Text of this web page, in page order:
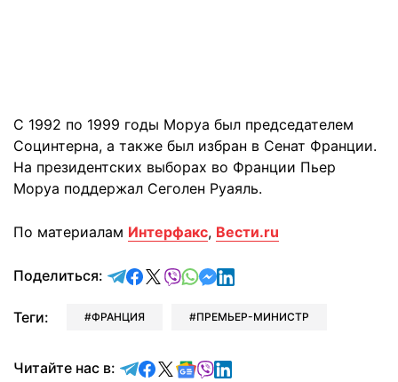
С 1992 по 1999 годы Моруа был председателем
Социнтерна, а также был избран в Сенат Франции.
На президентских выборах во Франции Пьер
Моруа поддержал Сеголен Руаяль.
По материалам Интерфакс, Вести.ru
Поделиться: отправить в Telegram
поделиться в Facebook
поделиться в X
отправить в Viber
отправить в Whatsapp
отправить в Messenger
отправить в LinkedIn
Теги: ФРАНЦИЯ ПРЕМЬЕР-МИНИСТР
Читайте нас в: Читайте в Telegram
Читайте в Facebook
Читайте в X
Читайте в Google news
Читайте в Viber
Читайте в LinkedIn